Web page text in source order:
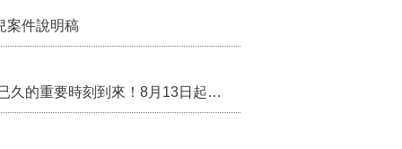
案件說明稿
行政院核定西拉雅族為平埔原住民族群 盼望已久的重要時刻到來！8月13日起受理民族成員名冊登記